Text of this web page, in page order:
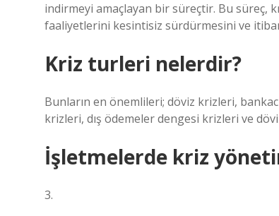
indirmeyi amaçlayan bir süreçtir. Bu süreç,
faaliyetlerini kesintisiz sürdürmesini ve
Kriz turleri nelerdir?
Bunların en önemlileri; döviz krizleri,
krizleri, dış ödemeler dengesi krizleri ve
İşletmelerde kriz
3.